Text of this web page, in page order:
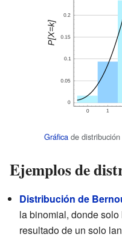
Gráfica de
Ejemplos de
Distribución de
la binomial, donde
resultado de un solo